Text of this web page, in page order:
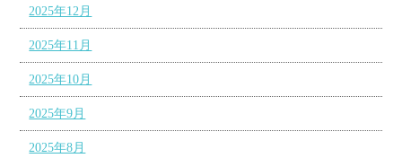
2025年12月
2025年11月
2025年10月
2025年9月
2025年8月